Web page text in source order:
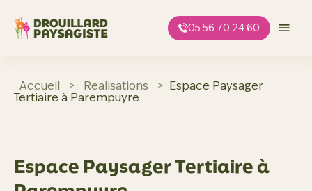
contenu
05 56 70 24 60
Accueil > Realisations > Espace Paysager
Tertiaire à Parempuyre
Espace Paysager Tertiaire à